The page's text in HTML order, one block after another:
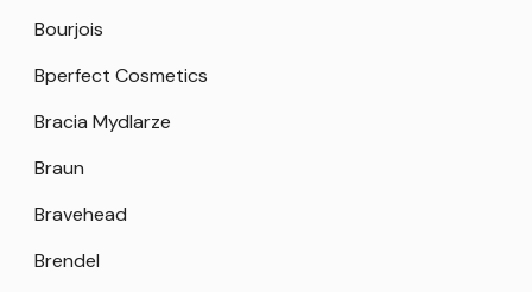
Bourjois
Bperfect Cosmetics
Bracia Mydlarze
Braun
Bravehead
Brendel